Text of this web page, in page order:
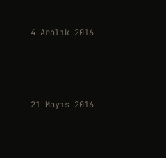
4 Aralık 2016
21 Mayıs 2016